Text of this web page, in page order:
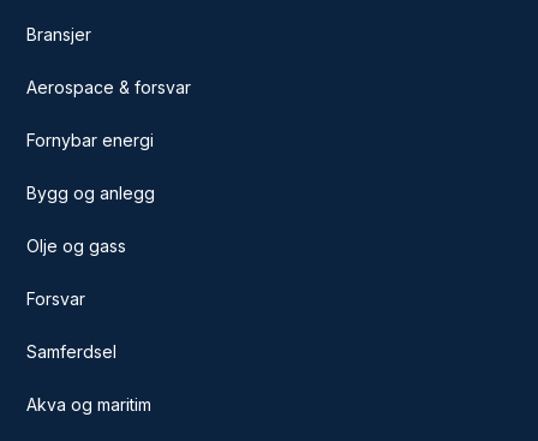
Bransjer
Aerospace & forsvar
Fornybar energi
Bygg og anlegg
Olje og gass
Forsvar
Samferdsel
Akva og maritim